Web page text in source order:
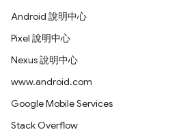
Android 說明中心
Pixel 說明中心
Nexus 說明中心
www.android.com
Google Mobile Services
Stack Overflow